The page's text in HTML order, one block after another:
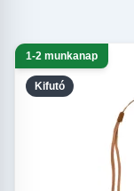
Kifutó
1-2 munkanap